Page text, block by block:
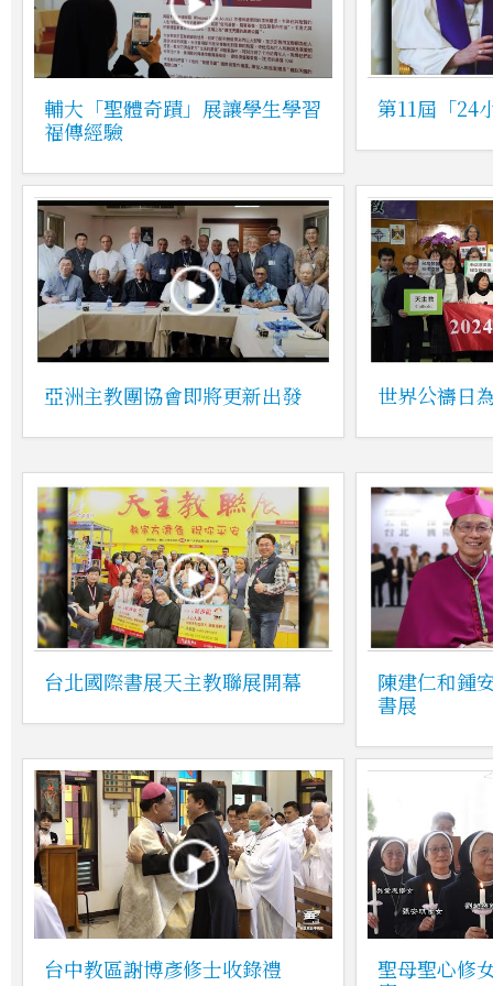
輔大「聖體奇蹟」展讓學生學習
福傳經驗
第11屆「24
亞洲主教團協會即將更新出發 世界公禱日
台北國際書展天主教聯展開幕
陳建仁和鍾
書展
台中教區謝博彥修士收錄禮
聖母聖心修